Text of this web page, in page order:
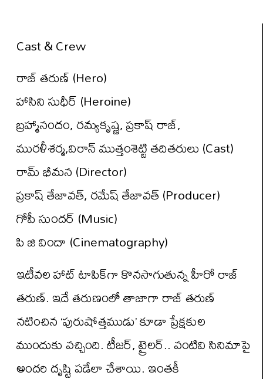
Cast & Crew
రాజ్ తరుణ్ (Hero)
హాసిని సుధీర్ (Heroine)
బ్రహ్మానందం, రమ్యకృష్ణ, ప్రకాష్ రాజ్,
మురళీశర్మ,విరాన్ ముత్తంశెట్టి తదితరులు (Cast)
రామ్ భీమన (Director)
ప్రకాష్ తేజావత్, రమేష్ తేజావత్ (Producer)
గోపీ సుందర్ (Music)
పి జి విందా (Cinematography)
ఇటీవ‌ల‌ హాట్ టాపిక్‌గా కొన‌సాగుతున్న‌ హీరో రాజ్
తరుణ్. ఇదే త‌రుణంలో తాజాగా రాజ్ తరుణ్
న‌టించిన ‘పురుషోత్తముడు’ కూడా ప్రేక్షకుల
ముందుకు వచ్చింది. టీజర్, ట్రైలర్.. వంటివి సినిమాపై
అందరి దృష్టి పడేలా చేశాయి. ఇంత‌కీ